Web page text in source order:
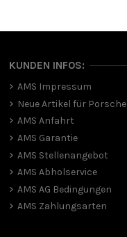
KUNDEN INFOS:
AMS Impressum
Neue Artikel für Porsche
AMS Anfahrt
AMS Garantie
AMS Stellenangebot
AMS Abholservice
AMS AG Bedingungen
AMS Zahlungsarten